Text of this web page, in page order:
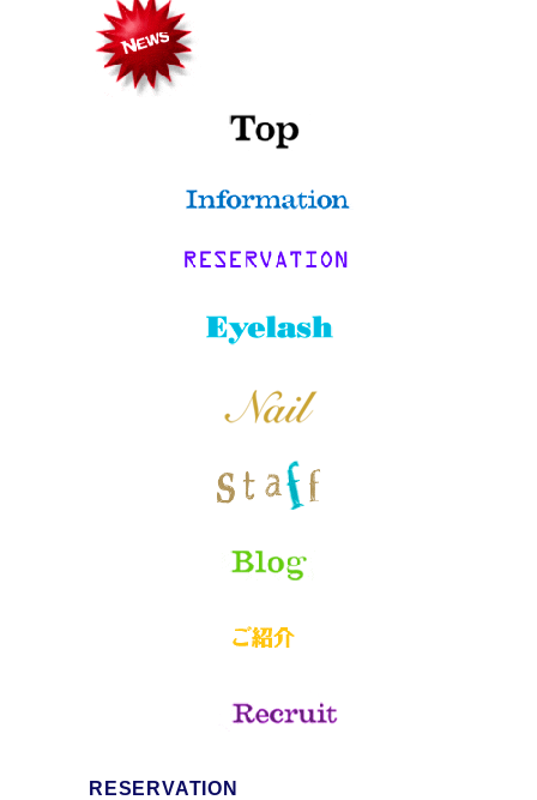
RESERVATION